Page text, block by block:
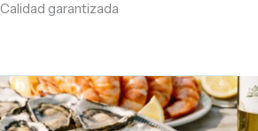
Calidad garantizada